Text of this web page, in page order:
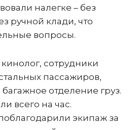
налегке – без
ручной клади, что
вопросы.
сотрудники
пассажиров,
отделение груз.
всего на час.
экипаж за